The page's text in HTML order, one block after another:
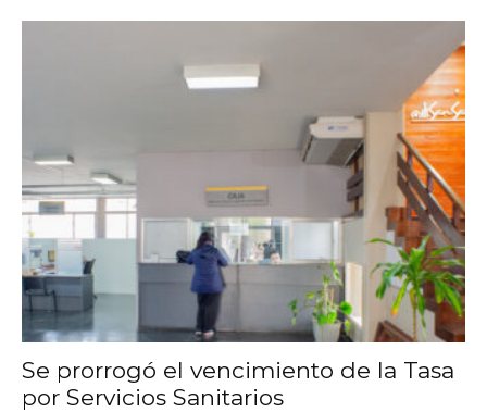
Se prorrogó el vencimiento de la Tasa
por Servicios Sanitarios